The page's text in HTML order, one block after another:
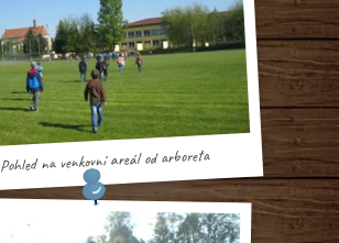
Pohled na venkovní areál od arboreta